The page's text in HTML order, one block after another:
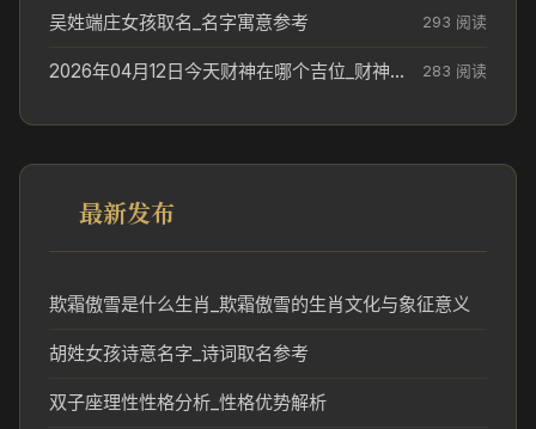
吴姓端庄女孩取名_名字寓意参考 293 阅读
2026年04月12日今天财神在哪个吉位_财神方位参考 283 阅读
最新发布
欺霜傲雪是什么生肖_欺霜傲雪的生肖文化与象征意义
胡姓女孩诗意名字_诗词取名参考
双子座理性性格分析_性格优势解析